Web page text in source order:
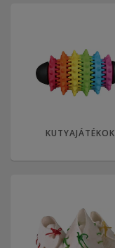
KUTYAJÁTÉKOK